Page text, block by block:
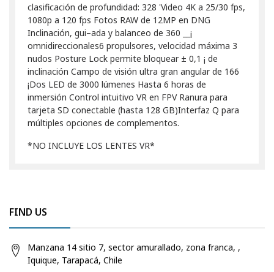
clasificación de profundidad: 328 'Video 4K a 25/30 fps,
1080p a 120 fps Fotos RAW de 12MP en DNG
Inclinación, gui–ada y balanceo de 360 __¡
omnidireccionales6 propulsores, velocidad máxima 3
nudos Posture Lock permite bloquear ± 0,1 ¡ de
inclinación Campo de visión ultra gran angular de 166
¡Dos LED de 3000 lúmenes Hasta 6 horas de
inmersión Control intuitivo VR en FPV Ranura para
tarjeta SD conectable (hasta 128 GB)Interfaz Q para
múltiples opciones de complementos.
*NO INCLUYE LOS LENTES VR*
FIND US
Manzana 14 sitio 7, sector amurallado, zona franca, ,
Iquique, Tarapacá, Chile